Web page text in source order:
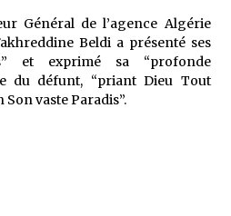
Général de l’agence Algérie
Beldi a présenté ses
et exprimé sa “profonde
du défunt, “priant Dieu Tout
vaste Paradis”.